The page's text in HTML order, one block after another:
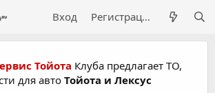
Вход Регистрация
Тойота Клуба предлагает ТО,
для авто Тойота и Лексус